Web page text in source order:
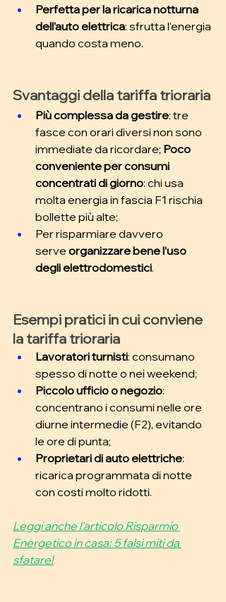
Perfetta per la ricarica notturna
dell’auto elettrica: sfrutta l’energia
quando costa meno.
Svantaggi della tariffa trioraria
Più complessa da gestire: tre
fasce con orari diversi non sono
immediate da ricordare; Poco
conveniente per consumi
concentrati di giorno: chi usa
molta energia in fascia F1 rischia
bollette più alte;
Per risparmiare davvero
serve organizzare bene l’uso
degli elettrodomestici.
Esempi pratici in cui conviene
la tariffa trioraria
Lavoratori turnisti: consumano
spesso di notte o nei weekend;
Piccolo ufficio o negozio:
concentrano i consumi nelle ore
diurne intermedie (F2), evitando
le ore di punta;
Proprietari di auto elettriche:
ricarica programmata di notte
con costi molto ridotti.
Leggi anche l'articolo Risparmio
Energetico in casa: 5 falsi miti da
sfatare!